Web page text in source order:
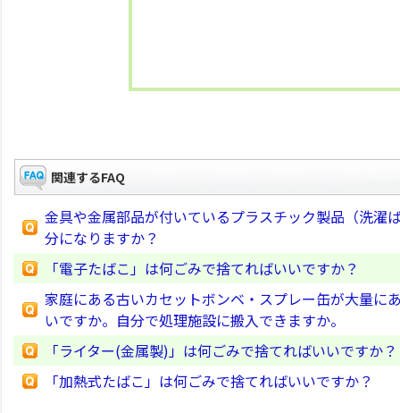
関連するFAQ
金具や金属部品が付いているプラスチック製品（洗濯
分になりますか？
「電子たばこ」は何ごみで捨てればいいですか？
家庭にある古いカセットボンベ・スプレー缶が大量に
いですか。自分で処理施設に搬入できますか。
「ライター(金属製)」は何ごみで捨てればいいですか？
「加熱式たばこ」は何ごみで捨てればいいですか？